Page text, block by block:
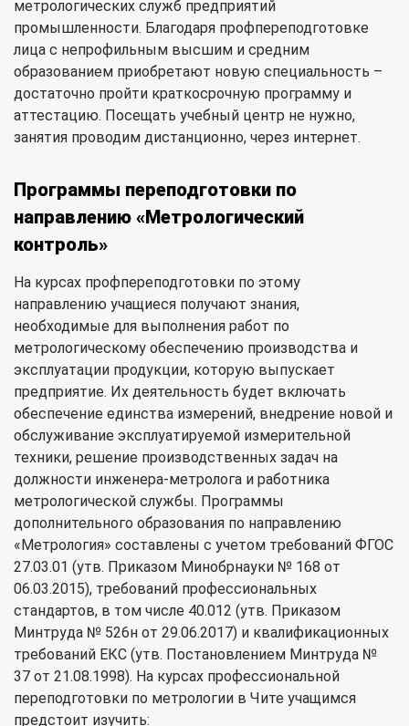
метрологических служб предприятий
промышленности. Благодаря профпереподготовке
лица с непрофильным высшим и средним
образованием приобретают новую специальность –
достаточно пройти краткосрочную программу и
аттестацию. Посещать учебный центр не нужно,
занятия проводим дистанционно, через интернет.
Программы переподготовки по
направлению «Метрологический
контроль»
На курсах профпереподготовки по этому
направлению учащиеся получают знания,
необходимые для выполнения работ по
метрологическому обеспечению производства и
эксплуатации продукции, которую выпускает
предприятие. Их деятельность будет включать
обеспечение единства измерений, внедрение новой и
обслуживание эксплуатируемой измерительной
техники, решение производственных задач на
должности инженера-метролога и работника
метрологической службы. Программы
дополнительного образования по направлению
«Метрология» составлены с учетом требований ФГОС
27.03.01 (утв. Приказом Минобрнауки № 168 от
06.03.2015), требований профессиональных
стандартов, в том числе 40.012 (утв. Приказом
Минтруда № 526н от 29.06.2017) и квалификационных
требований ЕКС (утв. Постановлением Минтруда №
37 от 21.08.1998). На курсах профессиональной
переподготовки по метрологии в Чите учащимся
предстоит изучить: